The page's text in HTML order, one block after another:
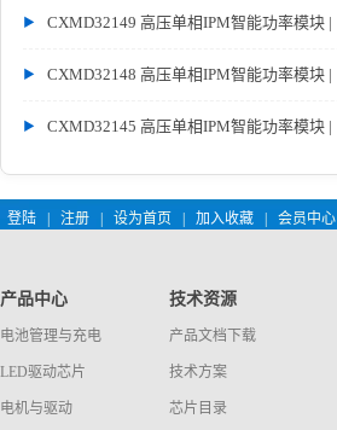
CXMD32149 高压单相IPM智能功率模块 |
CXMD32148 高压单相IPM智能功率模块 |
CXMD32145 高压单相IPM智能功率模块 |
登陆 注册 设为首页 加入收藏 会员中心
产品中心
电池管理与充电
LED驱动芯片
电机与驱动
技术资源
产品文档下载
技术方案
芯片目录